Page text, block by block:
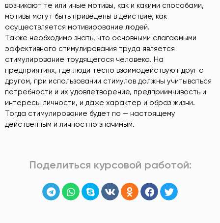
возникают те или иные мотивы, как и какими способами,
мотивы могут быть приведены в действие, как
осуществляется мотивирование людей.
Также необходимо знать, что основными слагаемыми
эффективного стимулирования труда является
стимулирование трудящегося человека. На
предприятиях, где люди тесно взаимодействуют друг с
другом, при использовании стимулов должны учитываться
потребности и их удовлетворение, предприимчивость и
интересы личности, и даже характер и образ жизни.
Тогда стимулирование будет по — настоящему
действенным и личностно значимым.
Поделиться курсовой работой: